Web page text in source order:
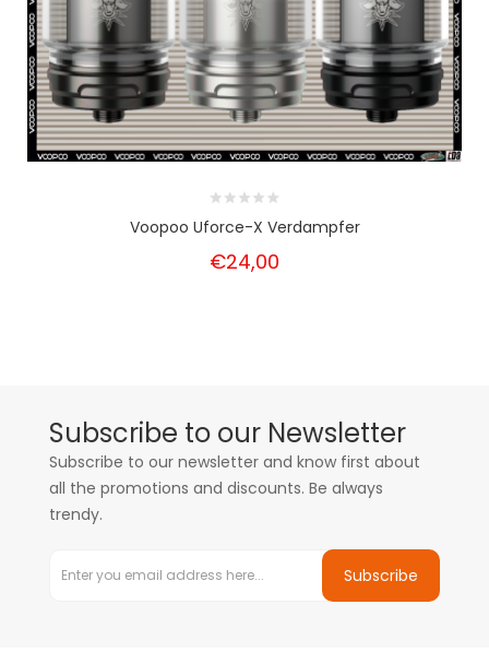
Voopoo Uforce-X Verdampfer
€24,00
Subscribe to our Newsletter
Subscribe to our newsletter and know first about
all the promotions and discounts. Be always
trendy.
Subscribe